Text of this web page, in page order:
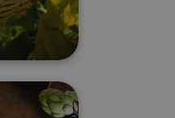
¿Qué comer en cada estación?